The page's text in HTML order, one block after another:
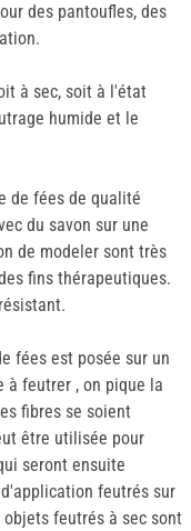
des pantoufles, des
à sec, soit à l'état
humide et le
de fées de qualité
du savon sur une
de modeler sont très
fins thérapeutiques.
fées est posée sur un
à feutrer , on pique la
fibres se soient
être utilisée pour
seront ensuite
feutrés sur
feutrés à sec sont